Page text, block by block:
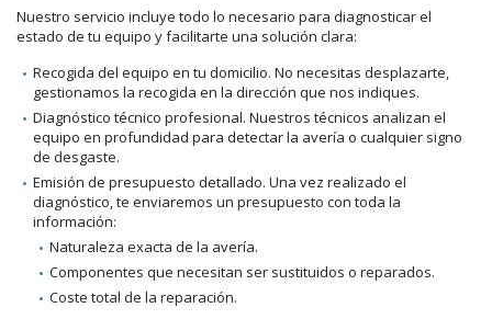
Nuestro servicio incluye todo lo necesario para diagnosticar el
estado de tu equipo y facilitarte una solución clara:
Recogida del equipo en tu domicilio. No necesitas desplazarte,
gestionamos la recogida en la dirección que nos indiques.
Diagnóstico técnico profesional. Nuestros técnicos analizan el
equipo en profundidad para detectar la avería o cualquier signo
de desgaste.
Emisión de presupuesto detallado. Una vez realizado el
diagnóstico, te enviaremos un presupuesto con toda la
información:
Naturaleza exacta de la avería.
Componentes que necesitan ser sustituidos o reparados.
Coste total de la reparación.